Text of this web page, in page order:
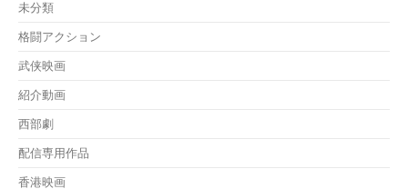
未分類
格闘アクション
武侠映画
紹介動画
西部劇
配信専用作品
香港映画